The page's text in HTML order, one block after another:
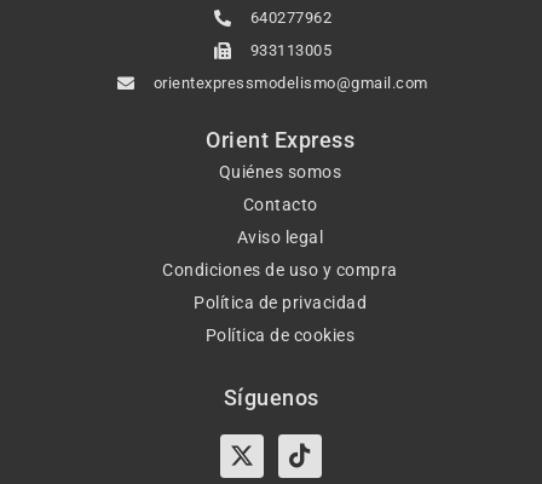
640277962
933113005
orientexpressmodelismo@gmail.com
Orient Express
Quiénes somos
Contacto
Aviso legal
Condiciones de uso y compra
Política de privacidad
Política de cookies
Síguenos
X-
twitter
Tiktok
InstagramFacebook